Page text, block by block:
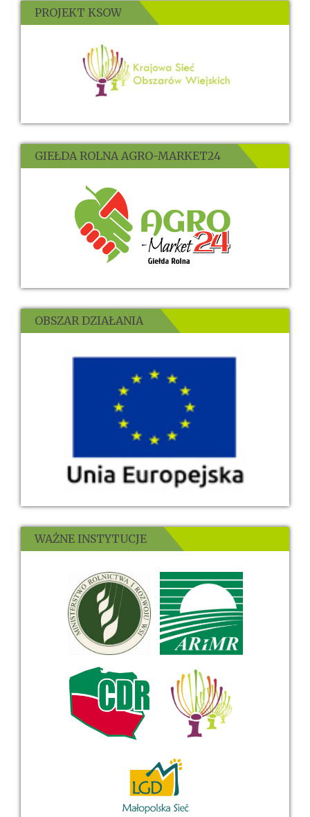
PROJEKT KSOW
GIEŁDA ROLNA AGRO-MARKET24
OBSZAR DZIAŁANIA
WAŻNE INSTYTUCJE